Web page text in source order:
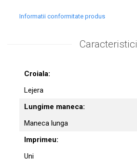
Informatii conformitate produs
Caracteristici
Croiala:
Lejera
Lungime maneca:
Maneca lunga
Imprimeu:
Uni